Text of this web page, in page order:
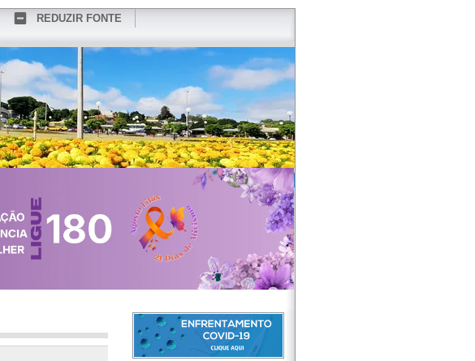
REDUZIR FONTE
REDES SOCIAIS WEBMAIL